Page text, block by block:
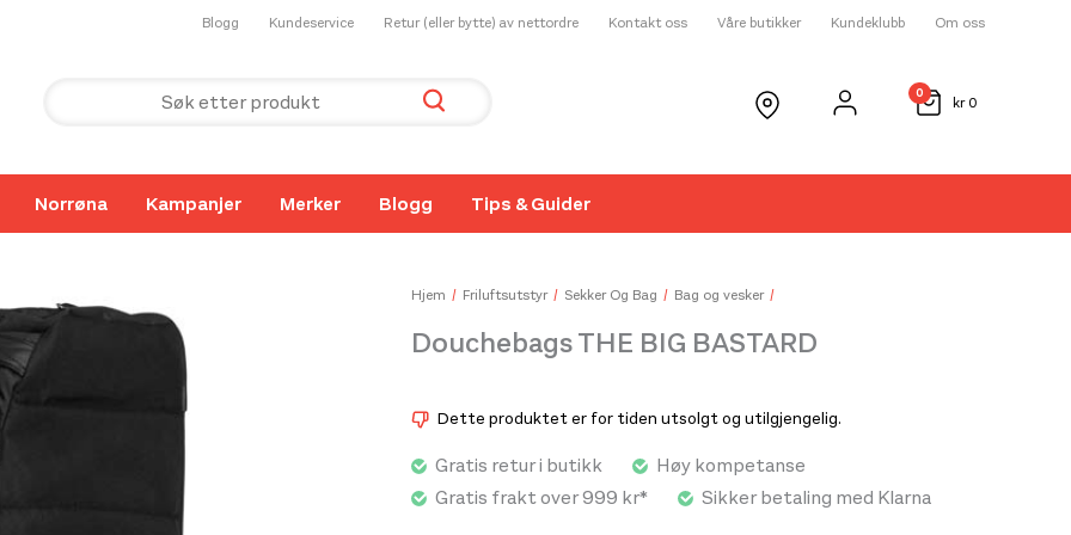
Blogg Kundeservice Retur (eller bytte) av nettordre Kontakt oss Våre butikker Kundeklubb Om oss
kr0
0
Norrøna Kampanjer Merker Blogg Tips & Guider
Hjem Friluftsutstyr Sekker Og Bag Bag og vesker
Douchebags THE BIG BASTARD
Dette produktet er for tiden utsolgt og utilgjengelig.
Gratis retur i butikk
Høy kompetanse
Gratis frakt over 999 kr*
Sikker betaling med Klarna